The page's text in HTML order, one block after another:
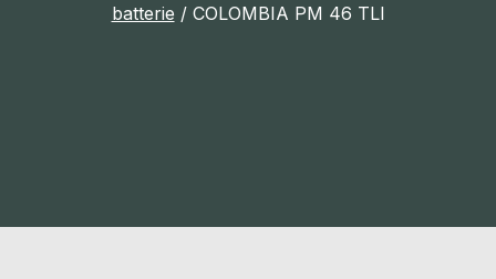
batterie / COLOMBIA PM 46 TLI